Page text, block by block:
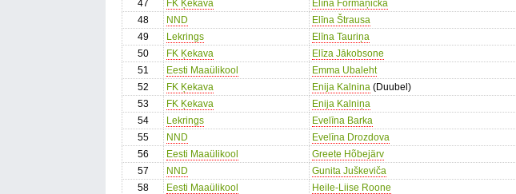
47
FK Ķekava Elīna Formaņicka
48
NND Elīna Štrausa
49
Lekrings Elīna Tauriņa
50
FK Ķekava Elīza Jākobsone
51
Eesti Maaülikool Emma Ubaleht
52
FK Ķekava Enija Kalnina (Duubel)
53
FK Ķekava Enija Kalniņa
54
Lekrings Evelīna Barka
55
NND Evelīna Drozdova
56
Eesti Maaülikool Greete Hõbejärv
57
NND Gunita Juškeviča
58
Eesti Maaülikool Heile-Liise Roone